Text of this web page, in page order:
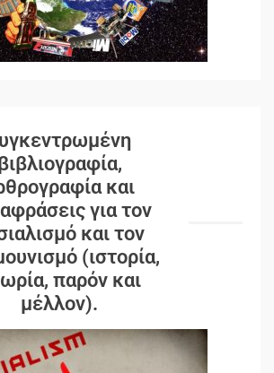
και
για τον
και τον
(ιστορία,
παρόν και
μέλλον).
Δωρεάν βιβλίο από το